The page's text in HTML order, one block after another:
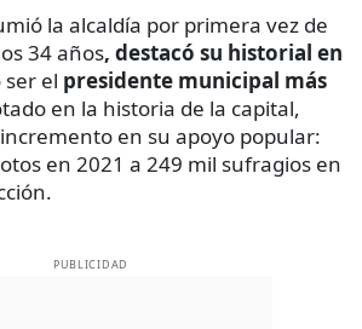
la alcaldía por primera vez de
34 años, destacó su historial en
el presidente municipal más
en la historia de la capital,
en su apoyo popular:
en 2021 a 249 mil sufragios en
PUBLICIDAD